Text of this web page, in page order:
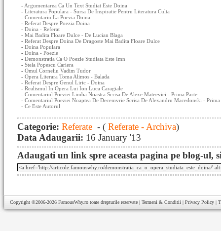
- Argumentarea Ca Un Text Studiat Este Doina
- Literatura Populara - Sursa De Inspiratie Pentru Literatura Culta
- Comentariu La Poezia Doina
- Referat Despre Poezia Doina
- Doina - Referat
- Mai Badita Floare Dulce - De Lucian Blaga
- Referat Despre Doina De Dragoste Mai Badita Floare Dulce
- Doina Populara
- Doina - Poezie
- Demonstratia Ca O Poezie Studiata Este Imn
- Stela Popescu Cariera
- Omul Corneliu Vadim Tudor
- Opera Literara Toma Alimos - Balada
- Referat Despre Genul Liric - Doina
- Realismul In Opera Lui Ion Luca Caragiale
- Comentariul Poeziei Limba Noastra Scrisa De Alexe Mateevici - Prima Parte
- Comentariul Poeziei Noaptea De Decemvrie Scrisa De Alexandru Macedonski - Prima
- Ce Este Autorul
Categorie: Referate - ( Referate - Archiva)
Data Adaugarii: 16 January '13
Adaugati un link spre aceasta pagina pe blog-ul,
Copyright ©2006-2026 FamousWhy.ro toate drepturile rezervate | Termeni & Conditii | Privacy Policy |